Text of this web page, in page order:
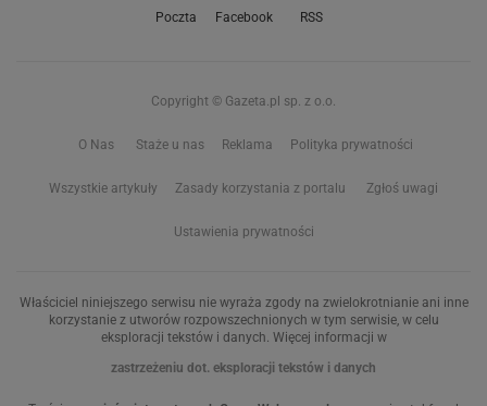
Poczta Facebook RSS
Copyright © Gazeta.pl sp. z o.o.
O Nas Staże u nas Reklama Polityka prywatności
Wszystkie artykuły Zasady korzystania z portalu Zgłoś uwagi
Ustawienia prywatności
Właściciel niniejszego serwisu nie wyraża zgody na zwielokrotnianie ani inne
korzystanie z utworów rozpowszechnionych w tym serwisie, w celu
eksploracji tekstów i danych. Więcej informacji w
zastrzeżeniu dot. eksploracji tekstów i danych